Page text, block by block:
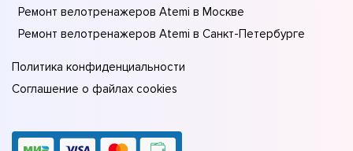
Ремонт велотренажеров Atemi в Москве
Ремонт велотренажеров Atemi в Санкт-Петербурге
Политика конфиденциальности
Соглашение о файлах cookies